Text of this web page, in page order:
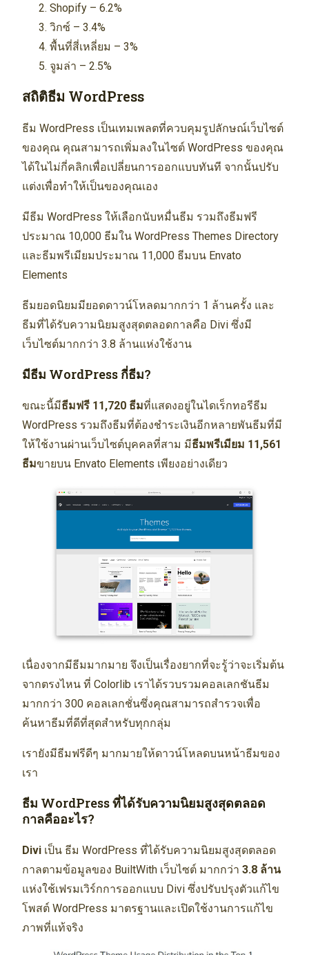
Shopify – 6.2%
วิกซ์ – 3.4%
พื้นที่สี่เหลี่ยม – 3%
จูมล่า – 2.5%
สถิติธีม WordPress
ธีม WordPress เป็นเทมเพลตที่ควบคุมรูปลักษณ์เว็บไซต์
ของคุณ คุณสามารถเพิ่มลงในไซต์ WordPress ของคุณ
ได้ในไม่กี่คลิกเพื่อเปลี่ยนการออกแบบทันที จากนั้นปรับ
แต่งเพื่อทำให้เป็นของคุณเอง
มีธีม WordPress ให้เลือกนับหมื่นธีม รวมถึงธีมฟรี
ประมาณ 10,000 ธีมใน WordPress Themes Directory
และธีมพรีเมียมประมาณ 11,000 ธีมบน Envato
Elements
ธีมยอดนิยมมียอดดาวน์โหลดมากกว่า 1 ล้านครั้ง และ
ธีมที่ได้รับความนิยมสูงสุดตลอดกาลคือ Divi ซึ่งมี
เว็บไซต์มากกว่า 3.8 ล้านแห่งใช้งาน
มีธีม WordPress กี่ธีม?
ขณะนี้มีธีมฟรี 11,720 ธีมที่แสดงอยู่ในไดเร็กทอรีธีม
WordPress รวมถึงธีมที่ต้องชำระเงินอีกหลายพันธีมที่มี
ให้ใช้งานผ่านเว็บไซต์บุคคลที่สาม มีธีมพรีเมียม 11,561
ธีมขายบน Envato Elements เพียงอย่างเดียว
เนื่องจากมีธีมมากมาย จึงเป็นเรื่องยากที่จะรู้ว่าจะเริ่มต้น
จากตรงไหน ที่ Colorlib เราได้รวบรวมคอลเลกชันธีม
มากกว่า 300 คอลเลกชั่นซึ่งคุณสามารถสำรวจเพื่อ
ค้นหาธีมที่ดีที่สุดสำหรับทุกกลุ่ม
เรายังมีธีมฟรีดีๆ มากมายให้ดาวน์โหลดบนหน้าธีมของ
เรา
ธีม WordPress ที่ได้รับความนิยมสูงสุดตลอด
กาลคืออะไร?
Divi เป็น ธีม WordPress ที่ได้รับความนิยมสูงสุดตลอด
กาลตามข้อมูลของ BuiltWith เว็บไซต์ มากกว่า 3.8 ล้าน
แห่งใช้เฟรมเวิร์กการออกแบบ Divi ซึ่งปรับปรุงตัวแก้ไข
โพสต์ WordPress มาตรฐานและเปิดใช้งานการแก้ไข
ภาพที่แท้จริง